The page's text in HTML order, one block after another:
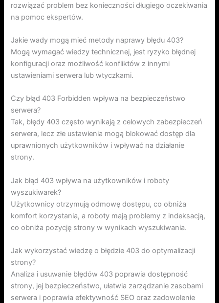
rozwiązać problem bez konieczności długiego oczekiwania
na pomoc ekspertów.
Jakie wady mogą mieć metody naprawy błędu 403?
Mogą wymagać wiedzy technicznej, jest ryzyko błędnej
konfiguracji oraz możliwość konfliktów z innymi
ustawieniami serwera lub wtyczkami.
Czy błąd 403 Forbidden wpływa na bezpieczeństwo
serwera?
Tak, błędy 403 często wynikają z celowych zabezpieczeń
serwera, lecz złe ustawienia mogą blokować dostęp dla
uprawnionych użytkowników i wpływać na działanie
strony.
Jak błąd 403 wpływa na użytkowników i roboty
wyszukiwarek?
Użytkownicy otrzymują odmowę dostępu, co obniża
komfort korzystania, a roboty mają problemy z indeksacją,
co obniża pozycję strony w wynikach wyszukiwania.
Jak wykorzystać wiedzę o błędzie 403 do optymalizacji
strony?
Analiza i usuwanie błędów 403 poprawia dostępność
strony, jej bezpieczeństwo, ułatwia zarządzanie zasobami
serwera i poprawia efektywność SEO oraz zadowolenie